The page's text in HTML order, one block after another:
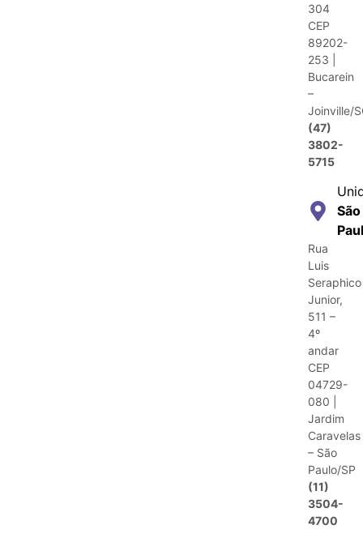
304
CEP
89202-
253 |
Bucarein
–
Joinville/
(47)
3802-
5715
São
Rua
Luis
Seraphico
Junior,
511 –
4º
andar
CEP
04729-
080 |
Jardim
Caravelas
– São
Paulo/SP
(11)
3504-
4700